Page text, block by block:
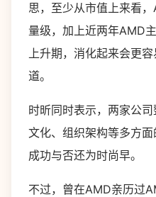
思，至少从市值上来看
量级，加上近两年AMD
上升期，消化起来会更
道。
时昕同时表示，两家公
文化、组织架构等多方
成功与否还为时尚早。
不过，曾在AMD亲历过